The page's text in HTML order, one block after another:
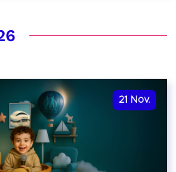
21 Nov.